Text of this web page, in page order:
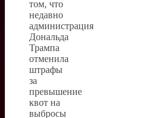
том, что
недавно
администрация
Дональда
Трампа
отменила
штрафы
за
превышение
квот на
выбросы